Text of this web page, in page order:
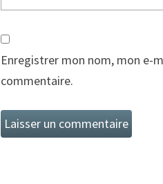
Enregistrer mon nom, mon e-
commentaire.